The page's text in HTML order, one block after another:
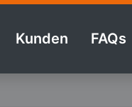
Kunden FAQs